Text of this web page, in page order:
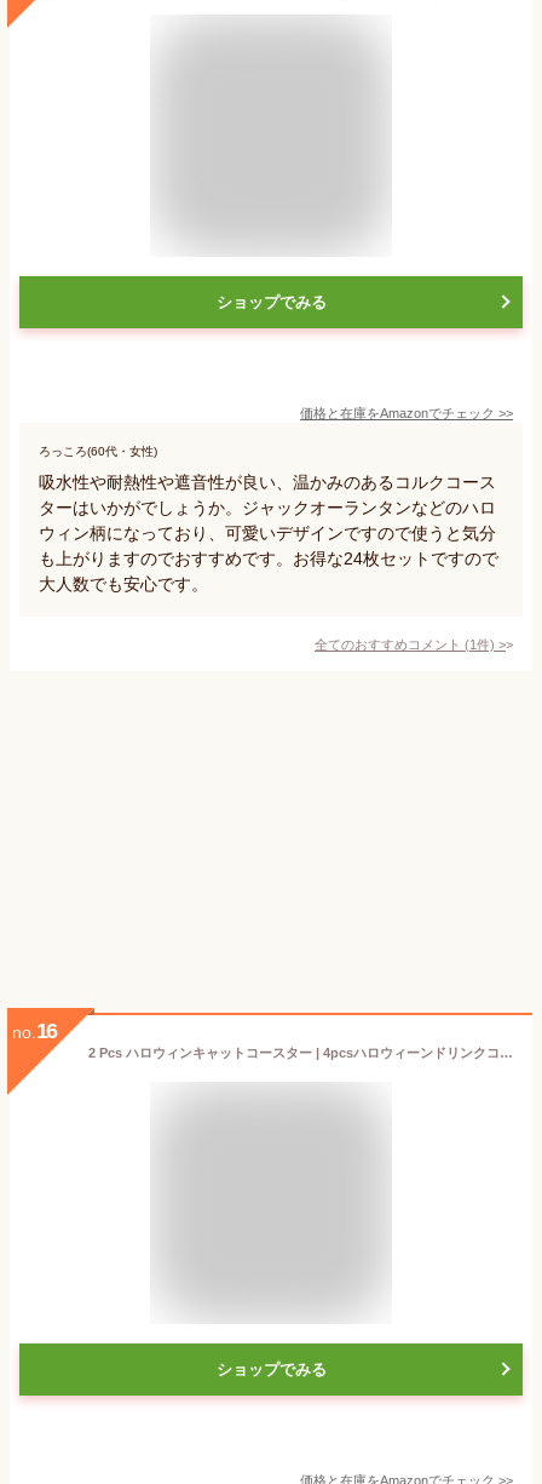
ショップでみる
価格と在庫をAmazonでチェック >>
ろっころ(60代・女性)
吸水性や耐熱性や遮音性が良い、温かみのあるコルクコース
ターはいかがでしょうか。ジャックオーランタンなどのハロ
ウィン柄になっており、可愛いデザインですので使うと気分
も上がりますのでおすすめです。お得な24枚セットですので
大人数でも安心です。
全てのおすすめコメント (1件) >
no. 16
2 Pcs ハロウィンキャットコースター | 4pcsハロウィーンドリンクコースター悪魔黒猫のパターン,ハロウィンテーブルデコレーション怖いカップパッドマットパーティー用品ディナーアクセサリー A/r
ショップでみる
価格と在庫をAmazonでチェック >>